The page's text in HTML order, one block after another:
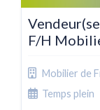
F/H
Mobilier de
Temps plein